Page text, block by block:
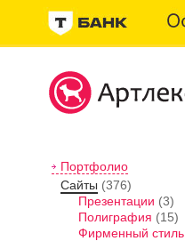
Портфолио
Сайты (376)
Презентации (3)
Полиграфия (15)
Фирменный стиль